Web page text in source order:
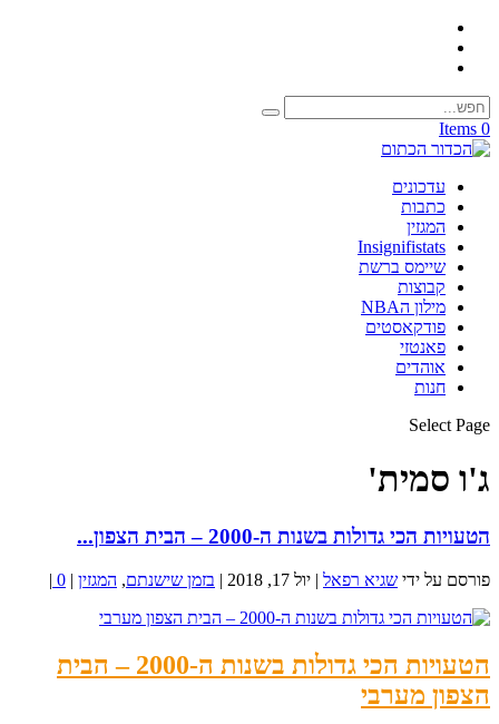
0 Items
עדכונים
כתבות
המגזין
Insignifistats
שיימס ברשת
קבוצות
מילון הNBA
פודקאסטים
פאנטזי
אוהדים
חנות
Select Page
ג'ו סמית'
הטעויות הכי גדולות בשנות ה-2000 – הבית הצפון...
פורסם על ידי שגיא רפאל | יול 17, 2018 | בזמן שישנתם, המגזין |
0
|
הטעויות הכי גדולות בשנות ה-2000 – הבית
הצפון מערבי